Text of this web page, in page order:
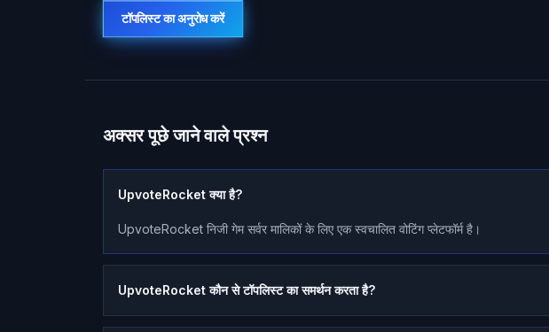
टॉपलिस्ट का अनुरोध करें
अक्सर पूछे जाने वाले प्रश्न
UpvoteRocket क्या है?
UpvoteRocket निजी गेम सर्वर मालिकों के लिए एक स्वचालित वोटिंग प्लेटफॉर्म है।
UpvoteRocket कौन से टॉपलिस्ट का समर्थन करता है?